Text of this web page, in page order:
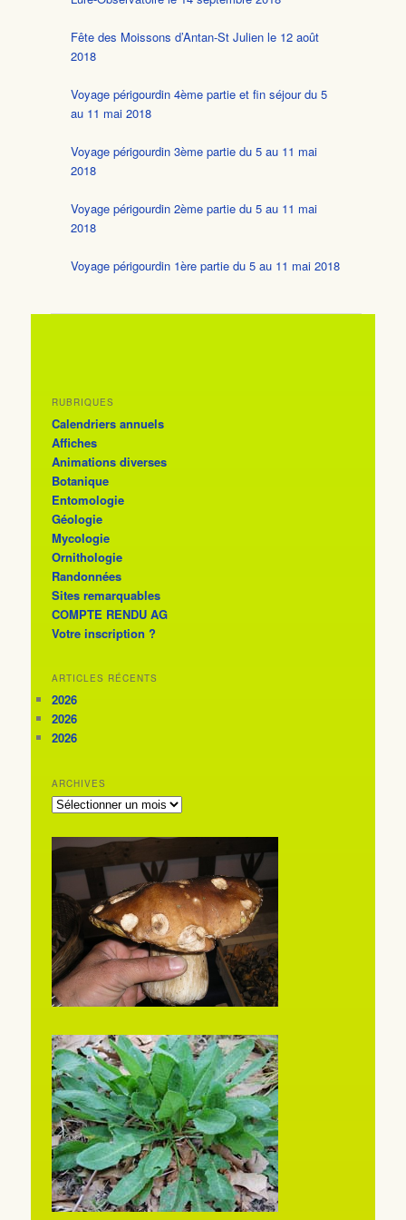
Fête des Moissons d’Antan-St Julien le 12 août
2018
Voyage périgourdin 4ème partie et fin séjour du 5
au 11 mai 2018
Voyage périgourdin 3ème partie du 5 au 11 mai
2018
Voyage périgourdin 2ème partie du 5 au 11 mai
2018
Voyage périgourdin 1ère partie du 5 au 11 mai 2018
RUBRIQUES
Calendriers annuels
Affiches
Animations diverses
Botanique
Entomologie
Géologie
Mycologie
Ornithologie
Randonnées
Sites remarquables
COMPTE RENDU AG
Votre inscription ?
ARTICLES RÉCENTS
2026
2026
2026
ARCHIVES
ARCHIVES